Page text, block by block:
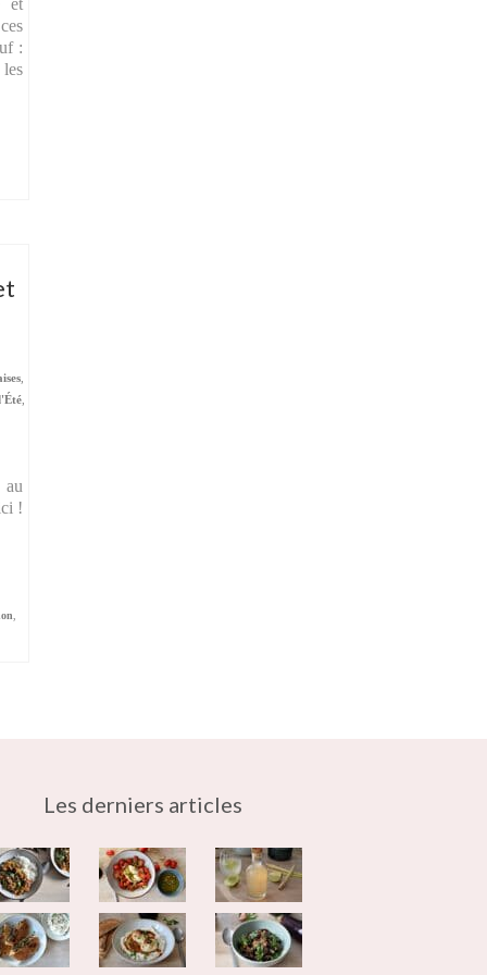
et
:
,
!
Les derniers articles